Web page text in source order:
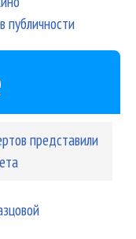
публичности
представили